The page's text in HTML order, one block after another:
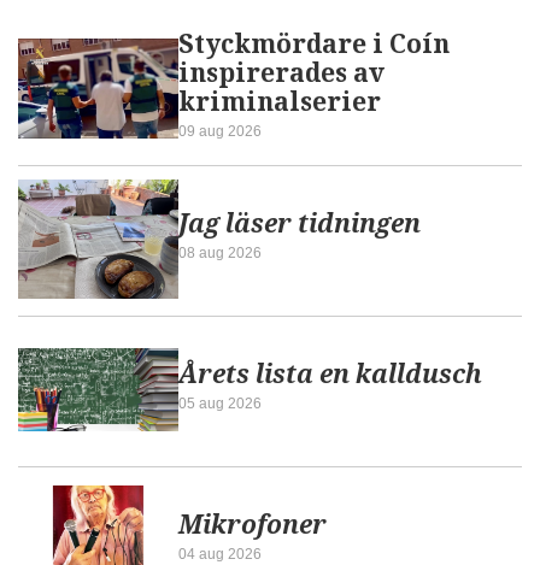
Styckmördare i Coín
inspirerades av
kriminalserier
09 aug 2026
Jag läser tidningen
08 aug 2026
Årets lista en kalldusch
05 aug 2026
Mikrofoner
04 aug 2026